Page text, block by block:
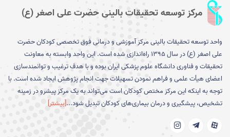
مرکز توسعه تحقیقات بالینی حضرت علی اصغر (ع)
واحد توسعه تحقیقات بالینی مرکز آموزشی و درمانی فوق تخصصی کودکان حضرت
علی اصغر (ع) در سال ۱۳۹۵ را­ه‌­اندازی شده است. این واحد وابسته به معاونت
تحقیقات و فناوری دانشگاه علوم پزشکی ایران بوده و با هدف ترغیب و توانمندسازی
اعضای هیأت علمی و فراهم نمودن تسهیلات جهت انجام پژوهش ایجاد شده است. با
توجه به اینکه این مرکز مختص کودکان است می­‌تواند به یک مرکز پیشرو در زمینه
تشخیص، پیشگیری و درمان بیماری­‌های کودکان تبدیل شود...[بیشتر]